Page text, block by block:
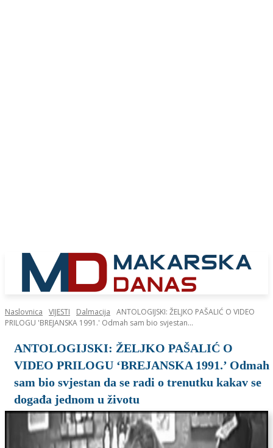
Naslovnica VIJESTI Dalmacija
ANTOLOGIJSKI: ŽELJKO PAŠALIĆ O VIDEO
PRILOGU 'BREJANSKA 1991.' Odmah sam bio svjestan...
ANTOLOGIJSKI: ŽELJKO PAŠALIĆ O
VIDEO PRILOGU ‘BREJANSKA 1991.’ Odmah
sam bio svjestan da se radi o trenutku kakav se
događa jednom u životu